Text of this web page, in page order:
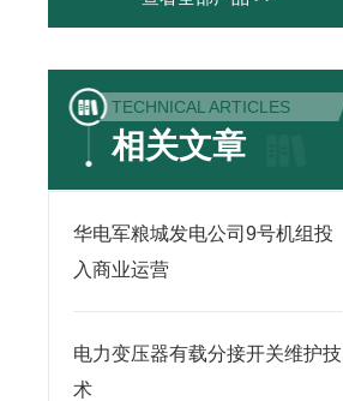
TECHNICAL ARTICLES
相关文章
华电军粮城发电公司9号机组投
入商业运营
电力变压器有载分接开关维护技
术